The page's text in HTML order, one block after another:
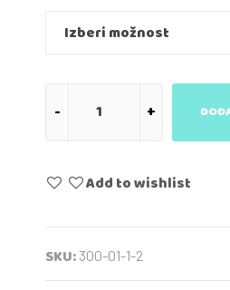
Add to wishlist
SKU:300-01-1-2